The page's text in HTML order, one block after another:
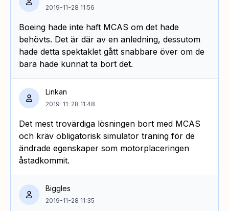
2019-11-28 11:56
Boeing hade inte haft MCAS om det hade
behövts. Det är där av en anledning, dessutom
hade detta spektaklet gått snabbare över om de
bara hade kunnat ta bort det.
Linkan
2019-11-28 11:48
Det mest trovärdiga lösningen bort med MCAS
och kräv obligatorisk simulator träning för de
ändrade egenskaper som motorplaceringen
åstadkommit.
Biggles
2019-11-28 11:35